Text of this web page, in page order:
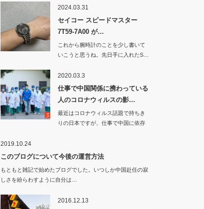
2024.03.31
セイコー スピードマスター
7T59-7A00 が…
これから腕時計のことを少し書いて
いこうと思うね。先日手に入れたS…
2020.03.3
仕事で中国関係に携わっている
人のコロナウィルスの影…
最近はコロナウィルス話題で持ちき
りの日本ですが、仕事で中国に依存
2019.10.24
このブログについて今後の運営方法
もともと雑記で始めたブログでした。いつしか中国赴任の寂
しさを紛らわすように自分は…
2016.12.13